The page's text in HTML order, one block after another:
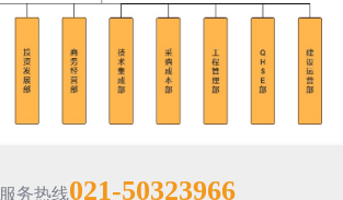
服务热线021-50323966